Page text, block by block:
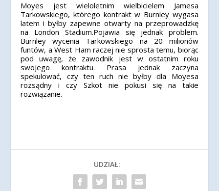
Moyes jest wieloletnim wielbicielem Jamesa
Tarkowskiego, którego kontrakt w Burnley wygasa
latem i byłby zapewne otwarty na przeprowadzkę
na London Stadium.Pojawia się jednak problem.
Burnley wycenia Tarkowskiego na 20 milionów
funtów, a West Ham raczej nie sprosta temu, biorąc
pod uwagę, że zawodnik jest w ostatnim roku
swojego kontraktu. Prasa jednak zaczyna
spekulować, czy ten ruch nie byłby dla Moyesa
rozsądny i czy Szkot nie pokusi się na takie
rozwiązanie.
UDZIAŁ: